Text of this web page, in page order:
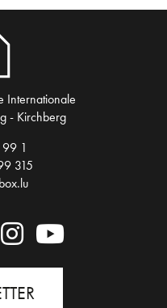
Internationale
- Kirchberg
1
315